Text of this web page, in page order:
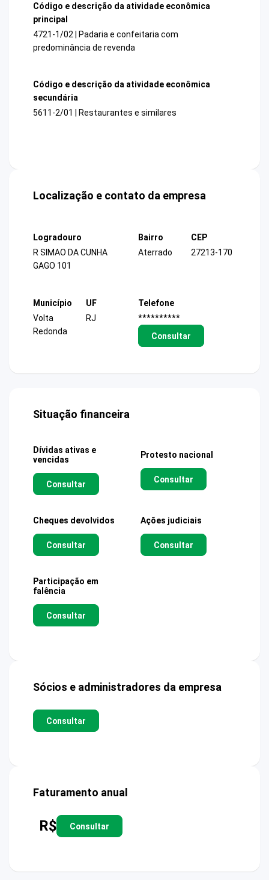
Código e descrição da atividade econômica
principal
4721-1/02 | Padaria e confeitaria com
predominância de revenda
Código e descrição da atividade econômica
secundária
5611-2/01 | Restaurantes e similares
Localização e contato da empresa
Logradouro
R SIMAO DA CUNHA
GAGO 101
Bairro
Aterrado
CEP
27213-170
Município
Volta
Redonda
UF
RJ
Telefone
**********
Consultar
Situação financeira
Dívidas ativas e
vencidas
Consultar
Protesto nacional
Consultar
Cheques devolvidos
Consultar
Ações judiciais
Consultar
Participação em
falência
Consultar
Sócios e administradores da empresa
Consultar
Faturamento anual
R$ Consultar